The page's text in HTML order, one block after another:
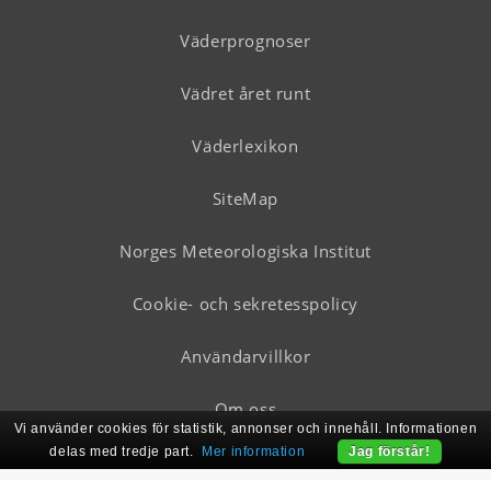
Väderprognoser
Vädret året runt
Väderlexikon
SiteMap
Norges Meteorologiska Institut
Cookie- och sekretesspolicy
Användarvillkor
Om oss
Vi använder cookies för statistik, annonser och innehåll. Informationen
delas med tredje part.
Mer information Jag förstår!